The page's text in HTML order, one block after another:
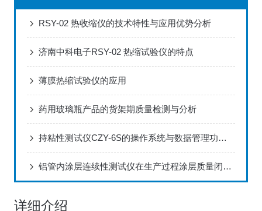
RSY-02 热收缩仪的技术特性与应用优势分析
济南中科电子RSY-02 热缩试验仪的特点
薄膜热缩试验仪的应用
药用玻璃瓶产品的货架期质量检测与分析
持粘性测试仪CZY-6S的操作系统与数据管理功能分析
铝管内涂层连续性测试仪在生产过程涂层质量闭环控制方案
详细介绍